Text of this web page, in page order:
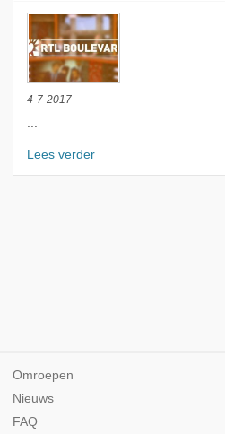
4-7-2017
...
Lees verder
Omroepen
Nieuws
FAQ